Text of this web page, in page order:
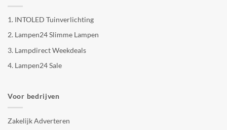
1. INTOLED Tuinverlichting
2. Lampen24 Slimme Lampen
3. Lampdirect Weekdeals
4. Lampen24 Sale
Voor bedrijven
Zakelijk Adverteren